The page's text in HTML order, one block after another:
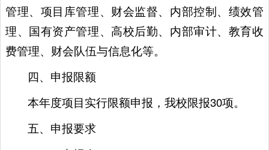
管理、项目库管理、财会监督、内部控制、绩效管
理、国有资产管理、高校后勤、内部审计、教育收
费管理、财会队伍与信息化等。
四、申报限额
本年度项目实行限额申报，我校限报30项。
五、申报要求